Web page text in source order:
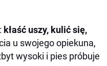
kłaść uszy, kulić się,
u swojego opiekuna,
wysoki i pies próbuje